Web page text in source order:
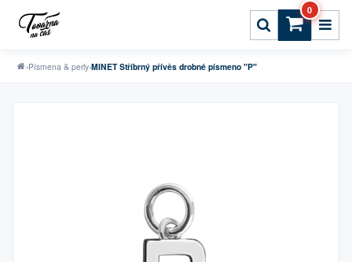
0
›Písmena & perly›MINET Stříbrný přívěs drobné písmeno "P"